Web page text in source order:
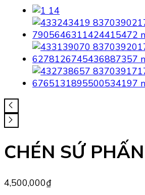
CHÉN SỨ
4,500,000₫